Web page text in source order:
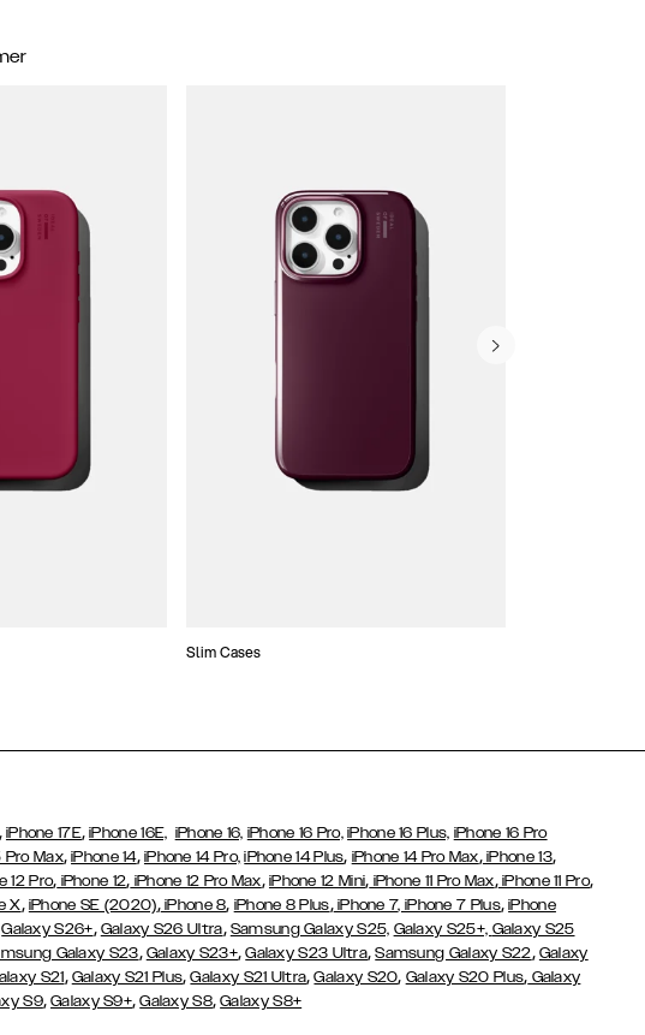
Slim Cases
, iPhone 17E,iPhone 16E, iPhone 16, iPhone 16 Pro, iPhone 16 Plus, iPhone 16 Pro
Pro Max,iPhone 14, iPhone 14 Pro, iPhone 14 Plus, iPhone 14 Pro Max,iPhone 13,
12 Pro, iPhone 12, iPhone 12 Pro Max, iPhone 12 Mini, iPhone 11 Pro Max,iPhone 11 Pro,
X, iPhone SE (2020),iPhone 8, iPhone 8 Plus,iPhone 7, iPhone 7 Plus,iPhone
Galaxy S26+, Galaxy S26 Ultra, Samsung Galaxy S25, Galaxy S25+, Galaxy S25
Galaxy S23, Galaxy S23+,Galaxy S23 Ultra,Samsung Galaxy S22, Galaxy
S21, Galaxy S21 Plus,Galaxy S21 Ultra,Galaxy S20, Galaxy S20 Plus, Galaxy
S9,Galaxy S9+,Galaxy S8,Galaxy S8+